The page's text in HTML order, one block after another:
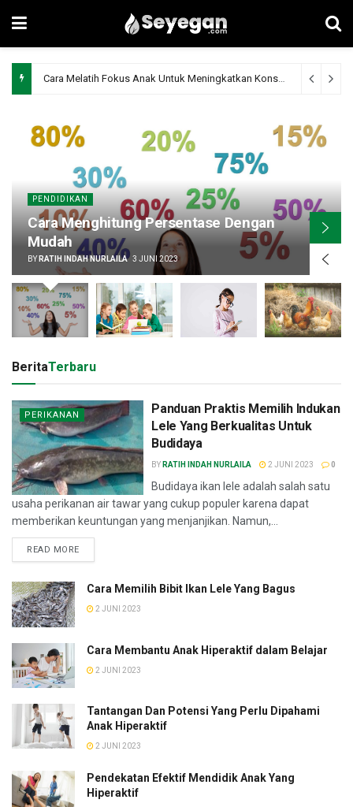
Ciri-Ciri Ayam yang Sehat 3 tahun ago
PENDIDIKAN
Cara Menghitung Persentase Dengan
Mudah
BY RATIH INDAH NURLAILA 3 JUNI 2023
BeritaTerbaru
PERIKANAN
Panduan Praktis Memilih Indukan
Lele Yang Berkualitas Untuk
Budidaya
BY RATIH INDAH NURLAILA 2 JUNI 2023 0
Budidaya ikan lele adalah salah satu
usaha perikanan air tawar yang cukup populer karena dapat
memberikan keuntungan yang menjanjikan. Namun,...
READ MORE
Cara Memilih Bibit Ikan Lele Yang Bagus
2 JUNI 2023
Cara Membantu Anak Hiperaktif dalam Belajar
2 JUNI 2023
Tantangan Dan Potensi Yang Perlu Dipahami
Anak Hiperaktif
2 JUNI 2023
Pendekatan Efektif Mendidik Anak Yang
Hiperaktif